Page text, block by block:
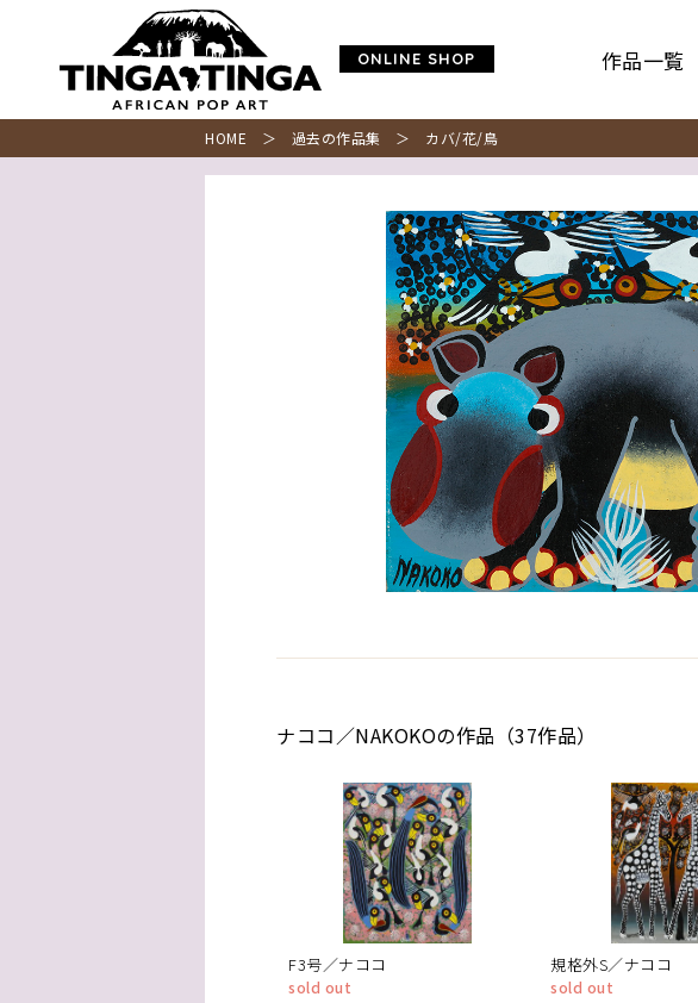
ONLINE SHOP 作品一覧
HOME ＞ 過去の作品集 ＞ カバ/花/鳥
ナココ／NAKOKOの作品（37作品）
F3号／ナココ
sold out
規格外S／ナココ
sold out